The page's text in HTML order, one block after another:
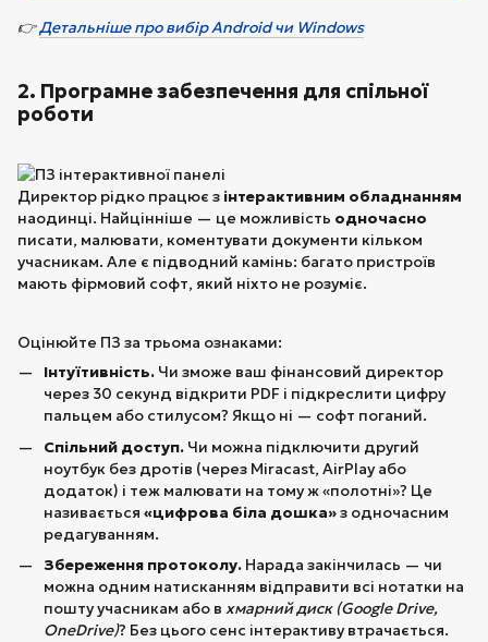
👉Детальніше про вибір Android чи Windows
2. Програмне забезпечення для спільної
роботи
Директор рідко працює з інтерактивним обладнанням
наодинці. Найцінніше — це можливість одночасно
писати, малювати, коментувати документи кільком
учасникам. Але є підводний камінь: багато пристроїв
мають фірмовий софт, який ніхто не розуміє.
Оцінюйте ПЗ за трьома ознаками:
Інтуїтивність. Чи зможе ваш фінансовий директор
через 30 секунд відкрити PDF і підкреслити цифру
пальцем або стилусом? Якщо ні — софт поганий.
Спільний доступ. Чи можна підключити другий
ноутбук без дротів (через Miracast, AirPlay або
додаток) і теж малювати на тому ж «полотні»? Це
називається «цифрова біла дошка»з одночасним
редагуванням.
Збереження протоколу. Нарада закінчилась — чи
можна одним натисканням відправити всі нотатки на
пошту учасникам або в хмарний диск (Google Drive,
OneDrive)? Без цього сенс інтерактиву втрачається.